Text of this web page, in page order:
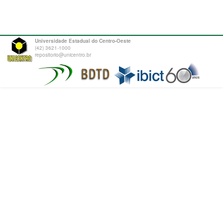
Universidade Estadual do Centro-Oeste
(42) 3621-1000
repositorio@unicentro.br